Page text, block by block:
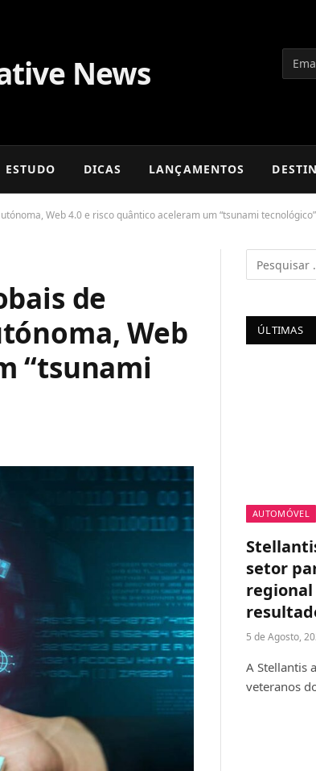
ESTUDO DICAS LANÇAMENTOS
Web 4.0 e risco quântico aceleram um “tsunami
de
Web
“tsunami
ÚLTIMAS
AUTOMÓVEL
setor
regional
5 de Agosto,
A Stellantis
veteranos